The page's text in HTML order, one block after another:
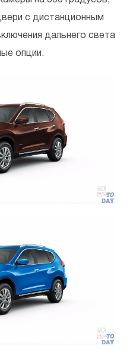
с дистанционным
дальнего света
опции.